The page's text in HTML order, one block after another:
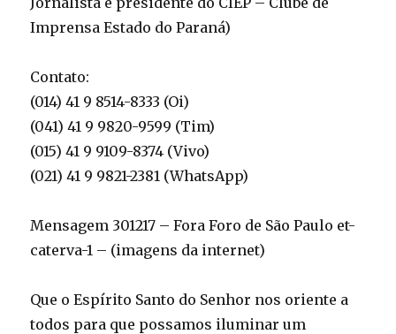
Imprensa Estado do Paraná)
Contato:
(014) 41 9 8514-8333 (Oi)
(041) 41 9 9820-9599 (Tim)
(015) 41 9 9109-8374 (Vivo)
(021) 41 9 9821-2381 (WhatsApp)
Mensagem 301217 – Fora Foro de São Paulo et-
caterva-1 – (imagens da internet)
Que o Espírito Santo do Senhor nos oriente a
todos para que possamos iluminar um